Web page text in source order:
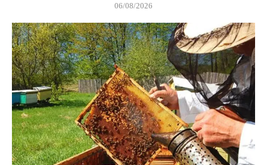
06/08/2026